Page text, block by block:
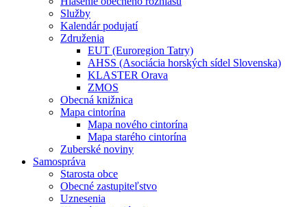
Služby
Kalendár podujatí
Združenia
EUT (Euroregion Tatry)
AHSS (Asociácia horských sídel Slovenska)
KLASTER Orava
ZMOS
Obecná knižnica
Mapa cintorína
Mapa nového cintorína
Mapa starého cintorína
Zuberské noviny
Samospráva
Starosta obce
Obecné zastupiteľstvo
Uznesenia